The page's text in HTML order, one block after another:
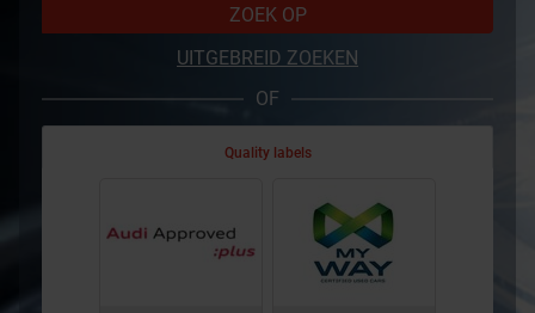
ZOEK OP
UITGEBREID ZOEKEN
OF
Quality labels